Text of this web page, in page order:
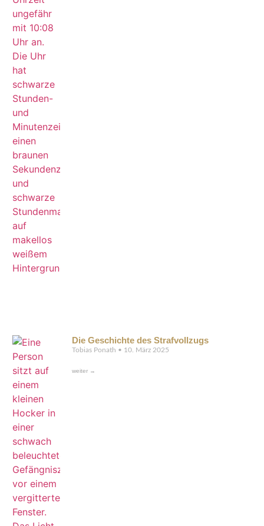
Die Geschichte des Strafvollzugs
Tobias Ponath 10. März 2025
weiter →